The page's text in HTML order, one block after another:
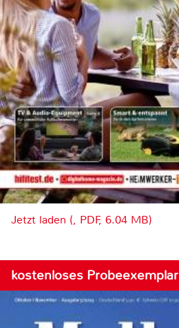
Jetzt laden (, PDF, 6.04 MB)
kostenloses Probeexemplar